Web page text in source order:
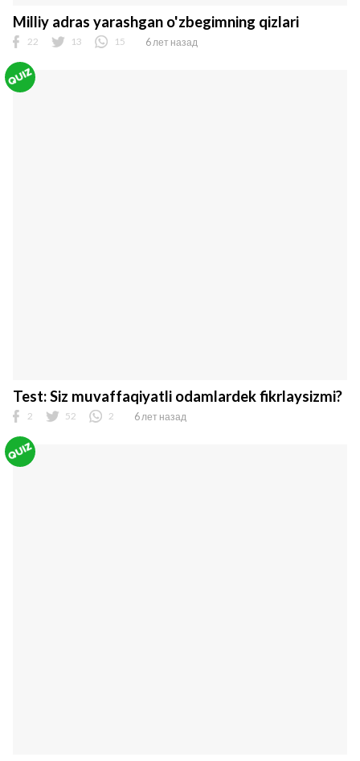
Milliy adras yarashgan o'zbegimning qizlari
22 13 15 6 лет назад
Test: Siz muvaffaqiyatli odamlardek fikrlaysizmi?
2 52 2 6 лет назад